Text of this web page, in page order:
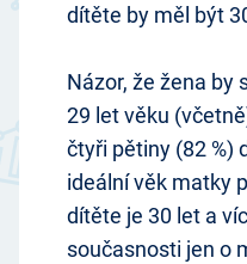
dítěte by měl být
Názor, že žena by
29 let věku
čtyři pětiny (82 %)
ideální věk matky
dítěte je 30 let a
současnosti jen o